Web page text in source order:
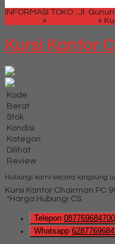
INFORMASI TOKO : Jl.
» »
Kursi Kantor
Kode
Berat
Stok
Kondisi
Kategori
Dilihat
Review
Hubungi kami secara langsung
Kursi Kantor Chairman PC
*Harga Hubungi CS
Telepon 087769684700
Whatsapp